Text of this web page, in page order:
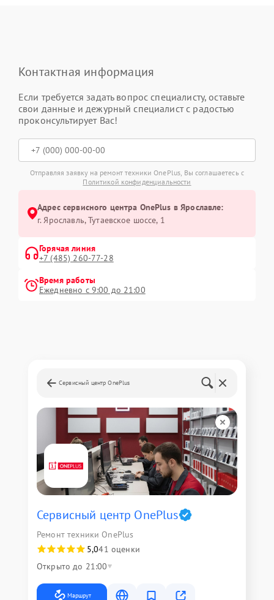
Контактная информация
Если требуется задать вопрос специалисту, оставьте
свои данные и дежурный специалист с радостью
проконсультирует Вас!
Отправляя заявку на ремонт техники OnePlus, Вы соглашаетесь с
Политикой конфиденциальности
Адрес сервисного центра OnePlus в Ярославле:
г. Ярославль, Тутаевское шоссе, 1
Горячая линия
+7 (485) 260-77-28
Время работы
Ежедневно с 9:00 до 21:00
Сервисный центр OnePlus
Сервисный центр OnePlus
Ремонт техники OnePlus
5,041 оценки
Открыто до 21:00
Маршрут